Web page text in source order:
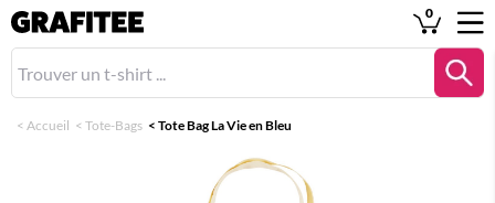
0
< Accueil < Tote-Bags < Tote Bag La Vie en Bleu